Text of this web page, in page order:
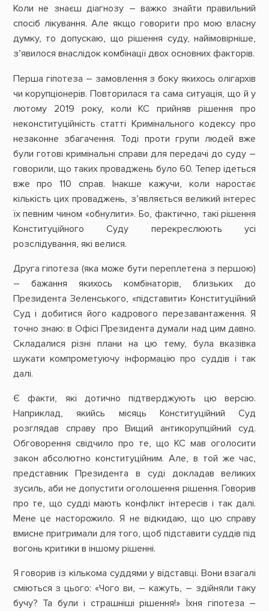
Коли не знаєш діагнозу – важко знайти правильний
спосіб лікування. Але якщо говорити про мою власну
думку, то допускаю, що рішення суду, найімовірніше,
з’явилося внаслідок комбінації двох основних факторів.
Перша гіпотеза – замовлення з боку якихось олігархів
чи корупціонерів. Повторилася та сама ситуація, що й у
лютому 2019 року, коли КС прийняв рішення про
неконституційність статті Кримінального кодексу про
незаконне збагачення. Тоді проти групи людей вже
були готові кримінальні справи для передачі до суду –
говорили, що таких проваджень було 60. Тепер ідеться
вже про 110 справ. Інакше кажучи, коли наростає
кількість цих проваджень, з’являється великий інтерес
їх певним чином «обнулити». Бо, фактично, такі рішення
Конституційного Суду перекреслюють усі
розслідування, які велися.
Друга гіпотеза (яка може бути переплетена з першою)
– бажання якихось комбінаторів, близьких до
Президента Зеленського, «підставити» Конституційний
Суд і добитися його кадрового перезавантаження. Я
точно знаю: в Офісі Президента думали над цим давно.
Складалися різні плани на цю тему, була вказівка
шукати компрометуючу інформацію про суддів і так
далі.
Є факти, які дотично підтверджують цю версію.
Наприклад, якийсь місяць Конституційний Суд
розглядав справу про Вищий антикорупційний суд.
Обговорення свідчило про те, що КС мав оголосити
закон абсолютно конституційним. Але, в той же час,
представник Президента в суді докладав великих
зусиль, аби не допустити оголошення рішення. Говорив
про те, що судді мають конфлікт інтересів і так далі.
Мене це насторожило. Я не відкидаю, що цю справу
вмисне притримали для того, щоб підставити суддів під
вогонь критики в іншому рішенні.
Я говорив із кількома суддями у відставці. Вони взагалі
сміються з цього: «Чого ви, – кажуть, – здійняли таку
бучу? Та були і страшніші рішення!» Їхня гіпотеза –